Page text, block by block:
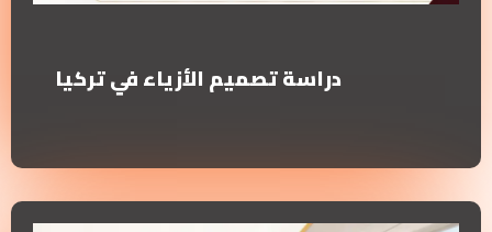
دراسة تصميم الأزياء في تركيا